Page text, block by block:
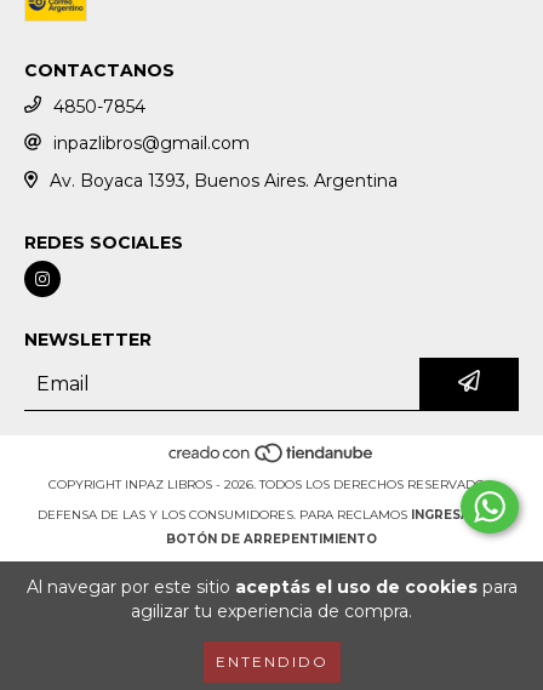
Al navegar por este sitio aceptás el uso de cookiespara
agilizar tu experiencia de compra.
ENTENDIDO
CONTACTANOS
4850-7854
inpazlibros@gmail.com
Av. Boyaca 1393, Buenos Aires. Argentina
REDES SOCIALES
NEWSLETTER
COPYRIGHT INPAZ LIBROS - 2026. TODOS LOS DERECHOS RESERVADOS.
DEFENSA DE LAS Y LOS CONSUMIDORES. PARA RECLAMOS
INGRESÁ ACÁ.
BOTÓN DE ARREPENTIMIENTO